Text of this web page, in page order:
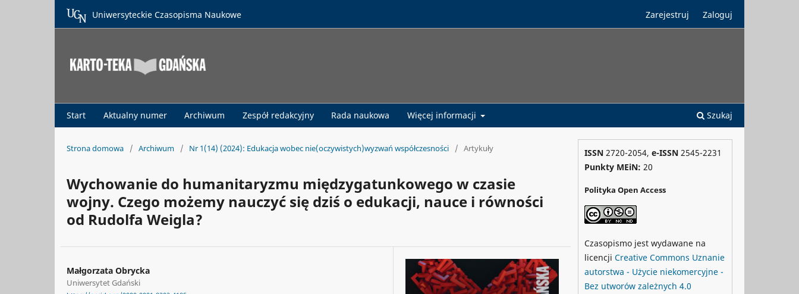
Start Aktualny numer Archiwum Zespół redakcyjny Rada naukowa Więcej informacji Szukaj
Zarejestruj Zaloguj
Uniwersyteckie Czasopisma Naukowe
Strona domowa / Archiwum / Nr 1(14) (2024): Edukacja wobec nie(oczywistych)wyzwań współczesności / Artykuły
Wychowanie do humanitaryzmu międzygatunkowego w czasie
wojny. Czego możemy nauczyć się dziś o edukacji, nauce i równości
od Rudolfa Weigla?
Małgorzata Obrycka
Uniwersytet Gdański
ISSN 2720-2054, e-ISSN 2545-2231
Punkty MEiN: 20
Polityka Open Access
Czasopismo jest wydawane na
licencji Creative Commons Uznanie
autorstwa - Użycie niekomercyjne -
Bez utworów zależnych 4.0